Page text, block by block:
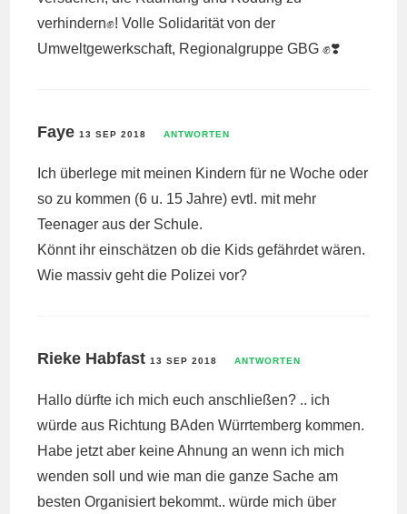
verhindern✊! Volle Solidarität von der
Umweltgewerkschaft, Regionalgruppe GBG ✊❣️
Faye13 SEP 2018 ANTWORTEN
Ich überlege mit meinen Kindern für ne Woche oder
so zu kommen (6 u. 15 Jahre) evtl. mit mehr
Teenager aus der Schule.
Könnt ihr einschätzen ob die Kids gefährdet wären.
Wie massiv geht die Polizei vor?
Rieke Habfast13 SEP 2018 ANTWORTEN
Hallo dürfte ich mich euch anschließen? .. ich
würde aus Richtung BAden Würrtemberg kommen.
Habe jetzt aber keine Ahnung an wenn ich mich
wenden soll und wie man die ganze Sache am
besten Organisiert bekommt.. würde mich über